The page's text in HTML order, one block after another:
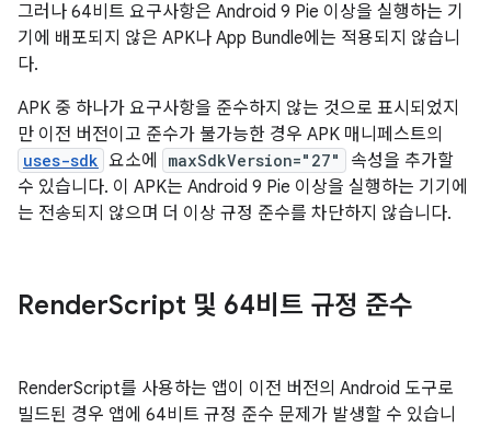
그러나 64비트 요구사항은 Android 9 Pie 이상을 실행하는 기
기에 배포되지 않은 APK나 App Bundle에는 적용되지 않습니
다.
APK 중 하나가 요구사항을 준수하지 않는 것으로 표시되었지
만 이전 버전이고 준수가 불가능한 경우 APK 매니페스트의
uses-sdk 요소에 maxSdkVersion="27"
속성을 추가할
수 있습니다. 이 APK는 Android 9 Pie 이상을 실행하는 기기에
는 전송되지 않으며 더 이상 규정 준수를 차단하지 않습니다.
RenderScript 및 64비트 규정 준수
RenderScript를 사용하는 앱이 이전 버전의 Android 도구로
빌드된 경우 앱에 64비트 규정 준수 문제가 발생할 수 있습니